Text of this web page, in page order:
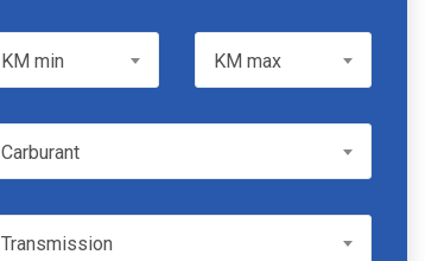
KM min KM max
CarburantCarburant
TransmissionTransmission